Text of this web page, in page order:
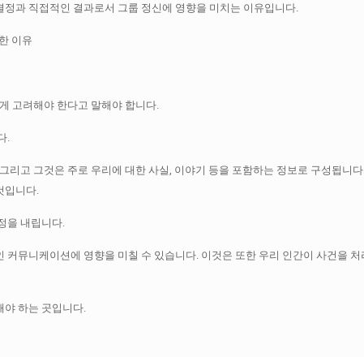
과 직접적인 결과로서 그룹 정신에 영향을 미치는 이유입니다.
고려해야 한다고 말해야 합니다.
.
그리고 그것은 주로 우리에 대한 사실, 이야기 등을 포함하는 정보로 구성됩니
입니다.
을 내립니다.
커뮤니케이션에 영향을 미칠 수 있습니다. 이것은 또한 우리 인간이 사건을
야 하는 곳입니다.